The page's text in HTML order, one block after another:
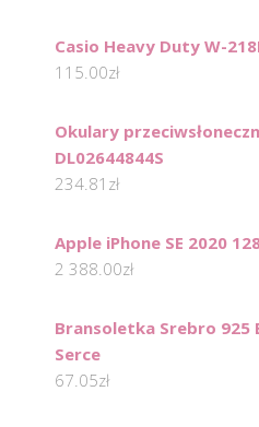
Casio Heavy Duty W-
115.00zł
Okulary
DL02644844S
234.81 zł
Apple iPhone SE 2020
2 388.00zł
Bransoletka Srebro 925
Serce
67.05zł